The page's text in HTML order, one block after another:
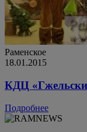
Раменское
18.01.2015
КДЦ
Подробнее